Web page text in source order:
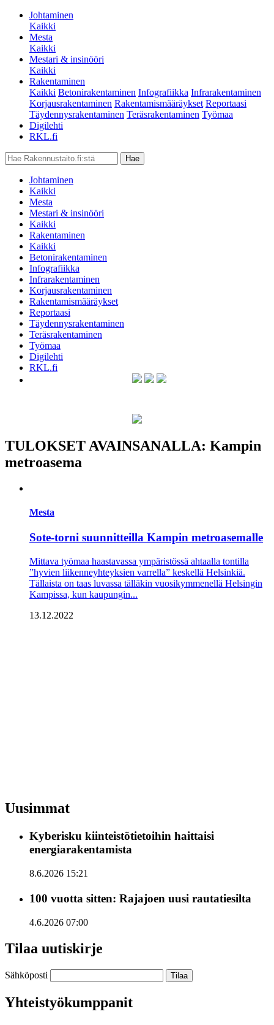
Johtaminen
Kaikki
Mesta
Kaikki
Mestari & insinööri
Kaikki
Rakentaminen
Kaikki Betonirakentaminen Infografiikka Infrarakentaminen
Korjausrakentaminen Rakentamismääräykset Reportaasi
Täydennysrakentaminen Teräsrakentaminen Työmaa
Digilehti
RKL.fi
Johtaminen
Kaikki
Mesta
Mestari & insinööri
Kaikki
Rakentaminen
Kaikki
Betonirakentaminen
Infografiikka
Infrarakentaminen
Korjausrakentaminen
Rakentamismääräykset
Reportaasi
Täydennysrakentaminen
Teräsrakentaminen
Työmaa
Digilehti
RKL.fi
TULOKSET AVAINSANALLA: Kampin
metroasema
Mesta
Sote-torni suunnitteilla Kampin metroasemalle
Mittava työmaa haastavassa ympäristössä ahtaalla tontilla
”hyvien liikenneyhteyksien varrella” keskellä Helsinkiä.
Tällaista on taas luvassa tälläkin vuosikymmenellä Helsingin
Kampissa, kun kaupungin...
13.12.2022
Uusimmat
Kyberisku kiinteistötietoihin haittaisi
energiarakentamista
8.6.2026 15:21
100 vuotta sitten: Rajajoen uusi rautatiesilta
4.6.2026 07:00
Tilaa uutiskirje
Sähköposti
Yhteistyökumppanit